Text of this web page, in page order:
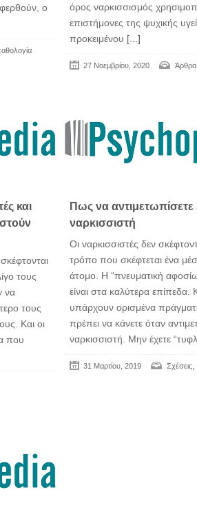
φερθούν, ο
όρος ναρκισσισμός
επιστήμονες της ψυχικής
προκειμένου [...]
27 Νοεμβρίου, 2020 Άρθρα
και
τους
να
τους
Και οι
που
Πως να αντιμετωπίσετε
ναρκισσιστή
Οι ναρκισσιστές δεν
τρόπο που σκέφτεται ένα
άτομο. Η “πνευματική
είναι στα καλύτερα επίπεδα.
υπάρχουν ορισμένα
πρέπει να κάνετε όταν
ναρκισσιστή. Μην έχετε
31 Μαρτίου, 2019 Σχέσεις